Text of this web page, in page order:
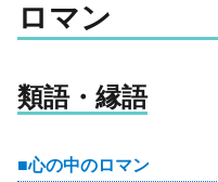
ロマン
類語・縁語
心の中のロマン